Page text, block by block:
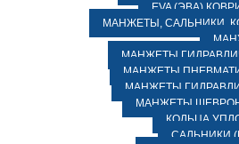
EVA (ЭВА)
МАНЖЕТЫ, САЛЬНИКИ,
МАНЖЕТЫ
МАНЖЕТЫ
МАНЖЕТЫ
МАНЖЕТЫ
КОЛЬЦА
САЛЬНИКИ